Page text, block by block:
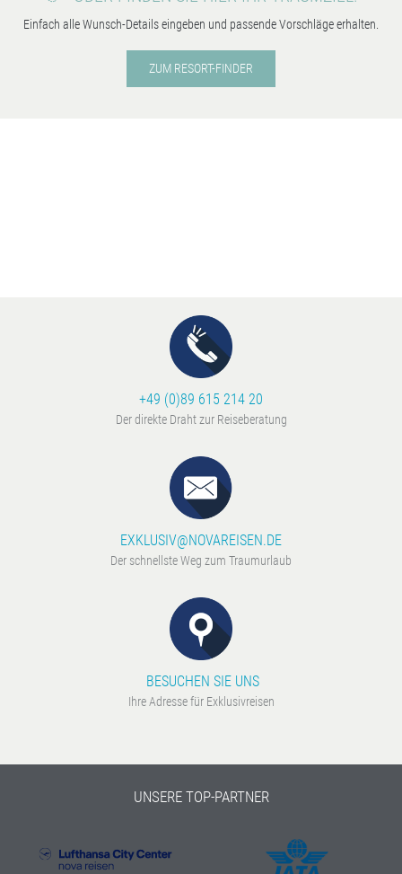
Einfach alle Wunsch-Details eingeben und passende Vorschläge erhalten.
ZUM RESORT-FINDER
+49 (0)89 615 214 20
Der direkte Draht zur Reiseberatung
EXKLUSIV@NOVAREISEN.DE
Der schnellste Weg zum Traumurlaub
BESUCHEN SIE UNS
Ihre Adresse für Exklusivreisen
UNSERE TOP-PARTNER